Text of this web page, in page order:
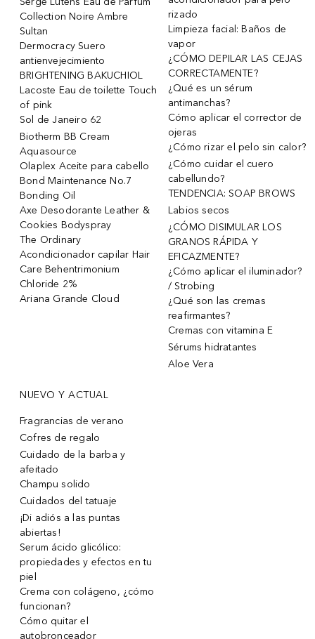
Collection Noire Ambre
Sultan
Dermocracy Suero
antienvejecimiento
BRIGHTENING BAKUCHIOL
Lacoste Eau de toilette Touch
of pink
Sol de Janeiro 62
Biotherm BB Cream
Aquasource
Olaplex Aceite para cabello
Bond Maintenance No.7
Bonding Oil
Axe Desodorante Leather &
Cookies Bodyspray
The Ordinary
Acondicionador capilar Hair
Care Behentrimonium
Chloride 2%
Ariana Grande Cloud
rizado
Limpieza facial: Baños de
vapor
¿CÓMO DEPILAR LAS CEJAS
CORRECTAMENTE?
¿Qué es un sérum
antimanchas?
Cómo aplicar el corrector de
ojeras
¿Cómo rizar el pelo sin calor?
¿Cómo cuidar el cuero
cabellundo?
TENDENCIA: SOAP BROWS
Labios secos
¿CÓMO DISIMULAR LOS
GRANOS RÁPIDA Y
EFICAZMENTE?
¿Cómo aplicar el iluminador?
/ Strobing
¿Qué son las cremas
reafirmantes?
Cremas con vitamina E
Sérums hidratantes
Aloe Vera
NUEVO Y ACTUAL
Fragrancias de verano
Cofres de regalo
Cuidado de la barba y
afeitado
Champu solido
Cuidados del tatuaje
¡Di adiós a las puntas
abiertas!
Serum ácido glicólico:
propiedades y efectos en tu
piel
Crema con colágeno, ¿cómo
funcionan?
Cómo quitar el
autobronceador